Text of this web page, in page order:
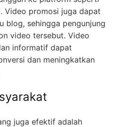
Video promosi juga dapat
blog, sehingga pengunjung
video tersebut. Video
informatif dapat
dan meningkatkan
juga efektif adalah